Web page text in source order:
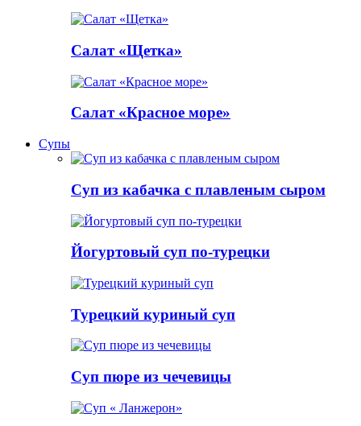
Салат «Щетка»
Салат «Красное море»
Супы
Суп из кабачка с плавленым сыром
Йогуртовый суп по-турецки
Турецкий куриный суп
Суп пюре из чечевицы